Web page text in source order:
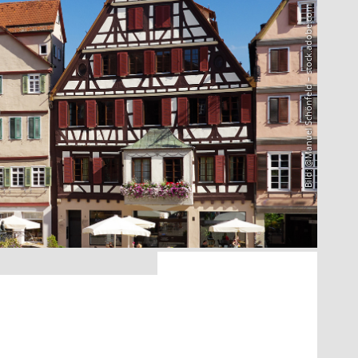
Bild: @Manuel Schönfeld – stock.adobe.com